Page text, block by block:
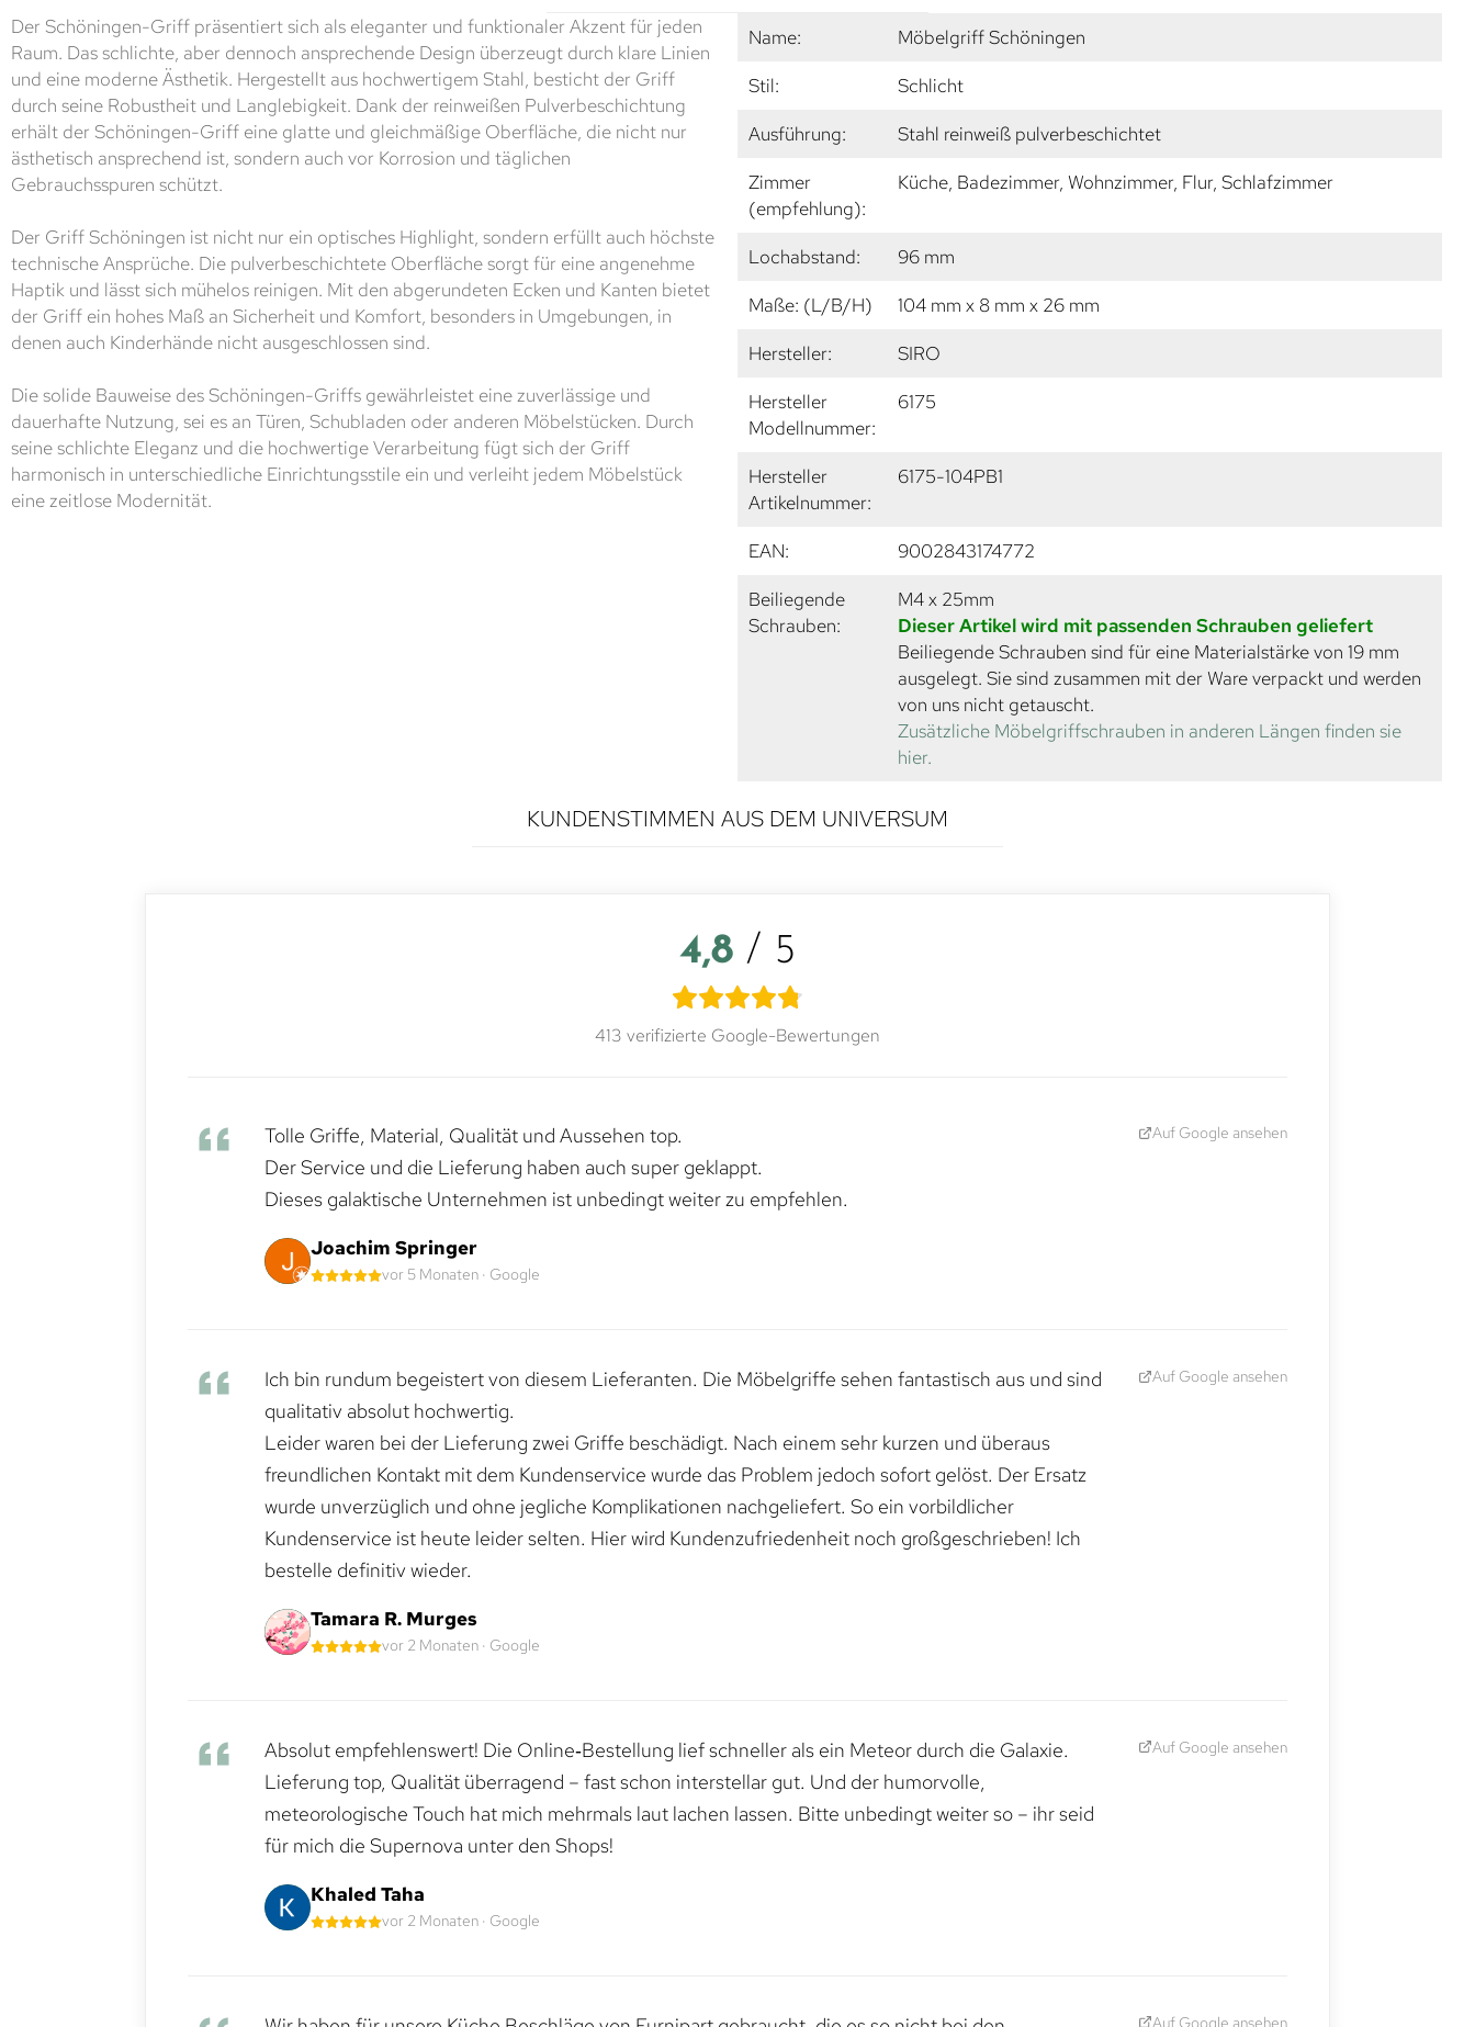
Der Schöningen-Griff präsentiert sich als eleganter und funktionaler Akzent für jeden
Raum. Das schlichte, aber dennoch ansprechende Design überzeugt durch klare Linien
und eine moderne Ästhetik. Hergestellt aus hochwertigem Stahl, besticht der Griff
durch seine Robustheit und Langlebigkeit. Dank der reinweißen Pulverbeschichtung
erhält der Schöningen-Griff eine glatte und gleichmäßige Oberfläche, die nicht nur
ästhetisch ansprechend ist, sondern auch vor Korrosion und täglichen
Gebrauchsspuren schützt.
Der Griff Schöningen ist nicht nur ein optisches Highlight, sondern erfüllt auch höchste
technische Ansprüche. Die pulverbeschichtete Oberfläche sorgt für eine angenehme
Haptik und lässt sich mühelos reinigen. Mit den abgerundeten Ecken und Kanten bietet
der Griff ein hohes Maß an Sicherheit und Komfort, besonders in Umgebungen, in
denen auch Kinderhände nicht ausgeschlossen sind.
Die solide Bauweise des Schöningen-Griffs gewährleistet eine zuverlässige und
dauerhafte Nutzung, sei es an Türen, Schubladen oder anderen Möbelstücken. Durch
seine schlichte Eleganz und die hochwertige Verarbeitung fügt sich der Griff
harmonisch in unterschiedliche Einrichtungsstile ein und verleiht jedem Möbelstück
eine zeitlose Modernität.
Name:
Möbelgriff Schöningen
Stil:
Schlicht
Ausführung:
Stahl reinweiß pulverbeschichtet
Zimmer
(empfehlung):
Küche, Badezimmer, Wohnzimmer, Flur, Schlafzimmer
Lochabstand:
96 mm
Maße: (L/B/H)
104 mm x 8 mm x 26 mm
Hersteller:
SIRO
Hersteller
Modellnummer:
6175
Hersteller
Artikelnummer:
6175-104PB1
EAN:
9002843174772
Beiliegende
Schrauben:
M4 x 25mm
Dieser Artikel wird mit passenden Schrauben geliefert
Beiliegende Schrauben sind für eine Materialstärke von 19 mm
ausgelegt. Sie sind zusammen mit der Ware verpackt und werden
von uns nicht getauscht.
Zusätzliche Möbelgriffschrauben in anderen Längen finden sie
hier.
KUNDENSTIMMEN AUS DEM UNIVERSUM
4,8 / 5
413 verifizierte Google-Bewertungen
Tolle Griffe, Material, Qualität und Aussehen top.
Der Service und die Lieferung haben auch super geklappt.
Dieses galaktische Unternehmen ist unbedingt weiter zu empfehlen.
Joachim Springer
vor 5 Monaten · Google
Auf Google ansehen
Ich bin rundum begeistert von diesem Lieferanten. Die Möbelgriffe sehen fantastisch aus und sind
qualitativ absolut hochwertig.
Leider waren bei der Lieferung zwei Griffe beschädigt. Nach einem sehr kurzen und überaus
freundlichen Kontakt mit dem Kundenservice wurde das Problem jedoch sofort gelöst. Der Ersatz
wurde unverzüglich und ohne jegliche Komplikationen nachgeliefert. So ein vorbildlicher
Kundenservice ist heute leider selten. Hier wird Kundenzufriedenheit noch großgeschrieben! Ich
bestelle definitiv wieder.
Tamara R. Murges
vor 2 Monaten · Google
Auf Google ansehen
Absolut empfehlenswert! Die Online‑Bestellung lief schneller als ein Meteor durch die Galaxie.
Lieferung top, Qualität überragend – fast schon interstellar gut. Und der humorvolle,
meteorologische Touch hat mich mehrmals laut lachen lassen. Bitte unbedingt weiter so – ihr seid
für mich die Supernova unter den Shops!
Khaled Taha
vor 2 Monaten · Google
Auf Google ansehen
Auf Google ansehen